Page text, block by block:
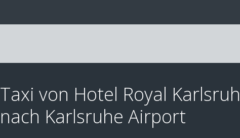
Taxi von Hotel Royal
nach Karlsruhe Airport